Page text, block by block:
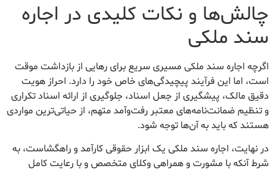
چالش‌ها و نکات کلیدی در اجاره
سند ملکی
اگرچه اجاره سند ملکی مسیری سریع برای رهایی از بازداشت موقت
است، اما این فرآیند پیچیدگی‌های خاص خود را دارد. احراز هویت
دقیق مالک، پیشگیری از جعل اسناد، جلوگیری از ارائه اسناد تکراری
و تنظیم ضمانت‌نامه‌های معتبر رفت‌وآمد متهم، از حیاتی‌ترین مواردی
هستند که باید به آن‌ها توجه شود.
در نهایت، اجاره سند ملکی یک ابزار حقوقی کارآمد و راهگشاست، به
شرط آنکه با مشورت و همراهی وکلای متخصص و با رعایت کامل